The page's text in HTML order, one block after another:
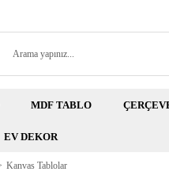
MDF TABLO
EV DEKOR
Kanvas Tablolar